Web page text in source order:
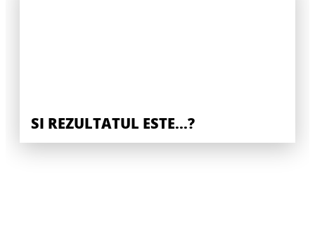
SI REZULTATUL ESTE...?